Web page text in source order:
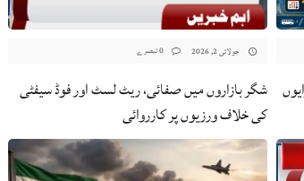
جولائی 2, 2026
شگر بازاروں میں صفائی، ریٹ لسٹ اور فوڈ سیفٹی
کی خلاف ورزیوں پر کارروائی